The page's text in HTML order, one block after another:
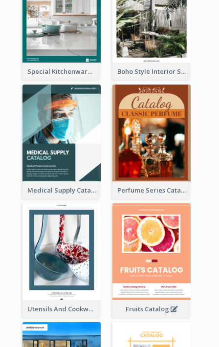
Special Kitchenware Catalog Boho Style Interior Style Catalog
Medical Supply Catalog Perfume Series Catalog
Utensils And Cookware Catalog Fruits Catalog